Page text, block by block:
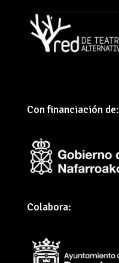
Con financiación de:
Colabora: